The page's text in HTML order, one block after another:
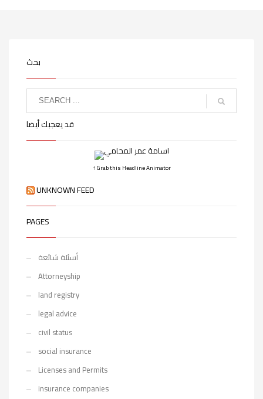
بحث
قد يعجبك أيضا
↑ Grab this Headline Animator
UNKNOWN FEED
PAGES
أسئلة شائعة
Attorneyship
land registry
legal advice
civil status
social insurance
Licenses and Permits
insurance companies